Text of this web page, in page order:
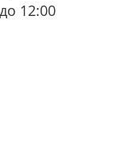
12:00